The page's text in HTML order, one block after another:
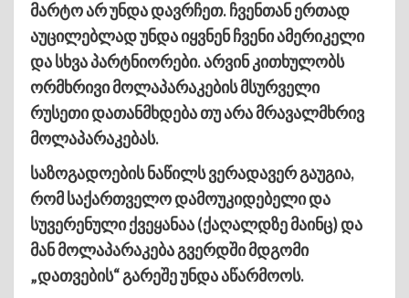
მარტო არ უნდა დავრჩეთ. ჩვენთან ერთად
აუცილებლად უნდა იყვნენ ჩვენი ამერიკელი
და სხვა პარტნიორები. არვინ კითხულობს
ორმხრივი მოლაპარაკების მსურველი
რუსეთი დათანმხდება თუ არა მრავალმხრივ
მოლაპარაკებას.
საზოგადოების ნაწილს ვერადავერ გაუგია,
რომ საქართველო დამოუკიდებელი და
სუვერენული ქვეყანაა (ქაღალდზე მაინც) და
მან მოლაპარაკება გვერდში მდგომი
„დათვების“ გარეშე უნდა აწარმოოს.